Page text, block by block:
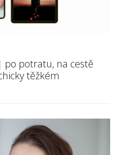
po potratu, na cestě
těžkém